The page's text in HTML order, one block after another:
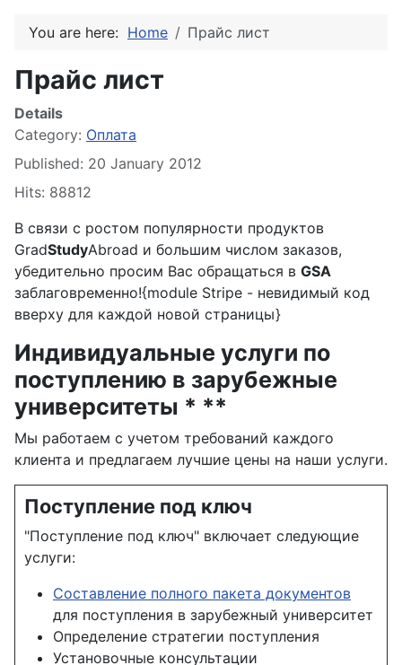
You are here: Home Прайс лист
Прайс лист
Details
Category: Оплата
Published: 20 January 2012
Hits: 88812
В связи с ростом популярности продуктов
GradStudyAbroad и большим числом заказов,
убедительно просим Вас обращаться в GSA
заблаговременно!{module Stripe - невидимый код
вверху для каждой новой страницы}
Индивидуальные услуги по
поступлению в зарубежные
университеты * **
Мы работаем с учетом требований каждого
клиента и предлагаем лучшие цены на наши услуги.
Поступление под ключ
"Поступление под ключ" включает следующие
услуги:
Составление полного пакета документов
для поступления в зарубежный университет
Определение стратегии поступления
Установочные консультации